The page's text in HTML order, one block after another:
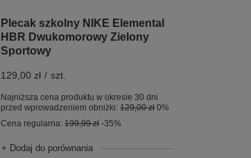
Plecak szkolny NIKE Elemental
HBR Dwukomorowy Zielony
Sportowy
129,00 zł / szt.
Najniższa cena produktu w okresie 30 dni
przed wprowadzeniem obniżki: 129,00 zł 0%
Cena regularna: 199,99 zł -35%
+ Dodaj do porównania